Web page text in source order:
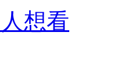
人想看